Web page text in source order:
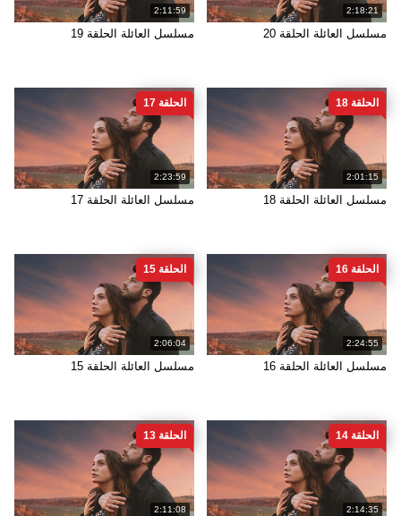
2:18:21
مسلسل العائلة الحلقة 20
2:11:59
مسلسل العائلة الحلقة 19
2:01:15
الحلقة 18
مسلسل العائلة الحلقة 18
2:23:59
الحلقة 17
مسلسل العائلة الحلقة 17
2:24:55
الحلقة 16
مسلسل العائلة الحلقة 16
2:06:04
الحلقة 15
مسلسل العائلة الحلقة 15
2:14:35
الحلقة 14
2:11:08
الحلقة 13